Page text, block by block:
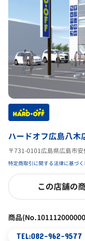
ハードオフ広島八木
〒731-0101広島県広島市
特定商取引に関する法律に基づ
この店舗の
商品
TEL:082-962-9577